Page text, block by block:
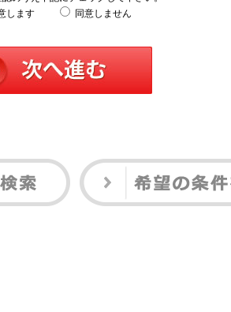
します
同意しません